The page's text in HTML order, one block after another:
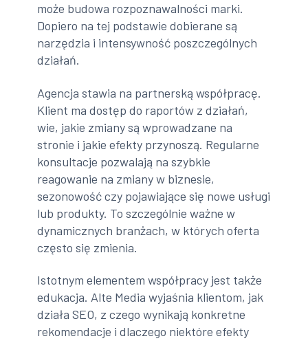
może budowa rozpoznawalności marki.
Dopiero na tej podstawie dobierane są
narzędzia i intensywność poszczególnych
działań.
Agencja stawia na partnerską współpracę.
Klient ma dostęp do raportów z działań,
wie, jakie zmiany są wprowadzane na
stronie i jakie efekty przynoszą. Regularne
konsultacje pozwalają na szybkie
reagowanie na zmiany w biznesie,
sezonowość czy pojawiające się nowe usługi
lub produkty. To szczególnie ważne w
dynamicznych branżach, w których oferta
często się zmienia.
Istotnym elementem współpracy jest także
edukacja. Alte Media wyjaśnia klientom, jak
działa SEO, z czego wynikają konkretne
rekomendacje i dlaczego niektóre efekty